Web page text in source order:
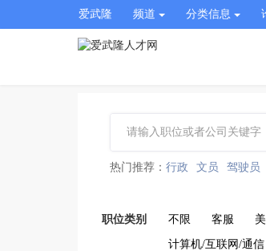
爱武隆 频道 分类信息
热门推荐： 行政 文员 驾驶员
职位类别 不限 客服
计算机/互联网/通信